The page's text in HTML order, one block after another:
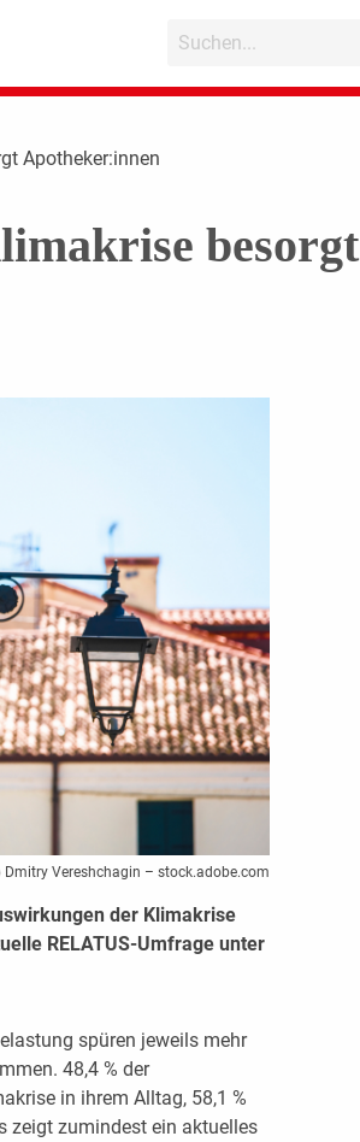
Apotheker:innen
besorgt
Dmitry Vereshchagin – stock.adobe.com
der Klimakrise
RELATUS-Umfrage unter
spüren jeweils mehr
48,4 % der
in ihrem Alltag, 58,1 %
zeigt zumindest ein aktuelles